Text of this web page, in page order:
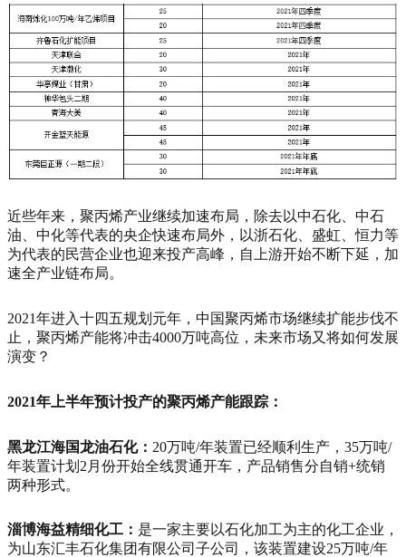
近些年来，聚丙烯产业继续加速布局，除去以中石化、中石
油、中化等代表的央企快速布局外，以浙石化、盛虹、恒力等
为代表的民营企业也迎来投产高峰，自上游开始不断下延，加
速全产业链布局。
2021年进入十四五规划元年，中国聚丙烯市场继续扩能步伐不
止，聚丙烯产能将冲击4000万吨高位，未来市场又将如何发展
演变？
2021年上半年预计投产的聚丙烯产能跟踪：
黑龙江海国龙油石化： 20万吨/年装置已经顺利生产，35万吨/
年装置计划2月份开始全线贯通开车，产品销售分自销+统销
两种形式。
淄博海益精细化工： 是一家主要以石化加工为主的化工企业，
为山东汇丰石化集团有限公司子公司，该装置建设25万吨/年